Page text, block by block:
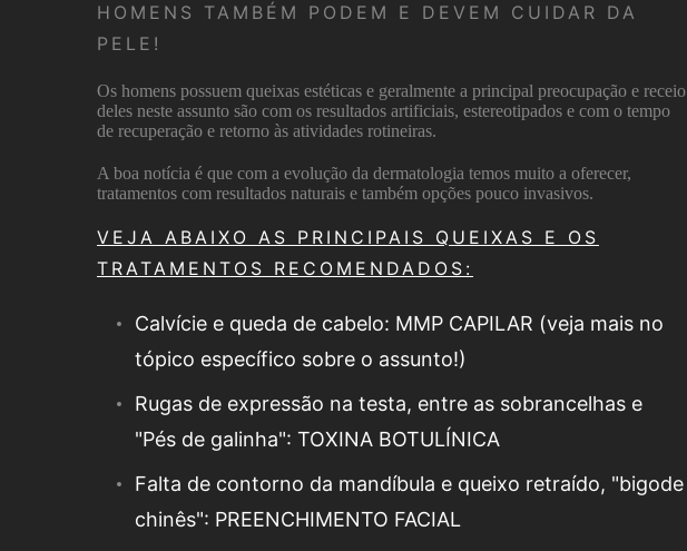
HOMENS TAMBÉM PODEM E DEVEM CUIDAR DA
PELE!
Os homens possuem queixas estéticas e geralmente a principal preocupação e receio
deles neste assunto são com os resultados artificiais, estereotipados e com o tempo
de recuperação e retorno às atividades rotineiras.
A boa notícia é que com a evolução da dermatologia temos muito a oferecer,
tratamentos com resultados naturais e também opções pouco invasivos.
VEJA ABAIXO AS PRINCIPAIS QUEIXAS E OS
TRATAMENTOS RECOMENDADOS:
Calvície e queda de cabelo: MMP CAPILAR (veja mais no
tópico específico sobre o assunto!)
Rugas de expressão na testa, entre as sobrancelhas e
"Pés de galinha": TOXINA BOTULÍNICA
Falta de contorno da mandíbula e queixo retraído, "bigode
chinês": PREENCHIMENTO FACIAL